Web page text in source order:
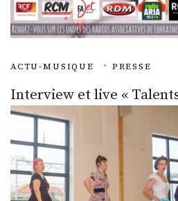
ACTU-MUSIQUE PRESSE
Interview et live «